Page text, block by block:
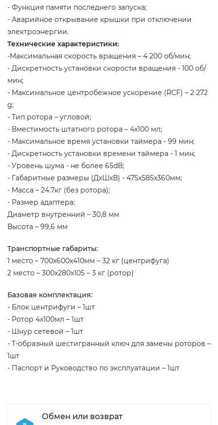
- Функция памяти последнего запуска;
- Аварийное открывание крышки при отключении
электроэнергии.
Технические характеристики:
-Максимальная скорость вращения – 4 200 об/мин;
- Дискретность установки скорости вращения - 100 об/
мин;
- Максимальное центробежное ускорение (RCF) – 2 272
g;
- Тип ротора – угловой;
- Вместимость штатного ротора – 4х100 мл;
- Максимальное время установки таймера - 99 мин;
- Дискретность установки времени таймера - 1 мин;
- Уровень шума - не более 65dВ;
- Габаритные размеры (ДхШхВ) - 475х585х360мм;
- Масса – 24.7кг (без ротора);
- Размер адаптера:
Диаметр внутренний – 30,8 мм
Высота – 99,6 мм
Транспортные габариты:
1 место – 700х600х410мм – 32 кг (центрифуга)
2 место – 300х280х105 – 3 кг (ротор)
Базовая комплектация:
- Блок центрифуги – 1шт
- Ротор 4х100мл – 1шт
- Шнур сетевой – 1шт
- Т-образный шестигранный ключ для замены роторов –
1шт
- Паспорт и Руководство по эксплуатации – 1шт
Обмен или возврат